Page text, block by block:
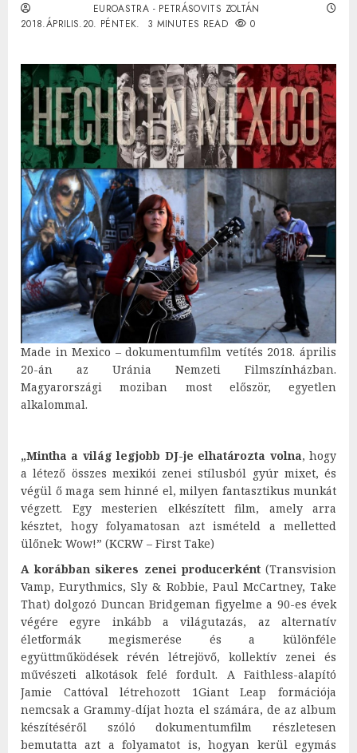
EUROASTRA - PETRÁSOVITS ZOLTÁN
2018.ÁPRILIS.20. PÉNTEK.
3 MINUTES READ 0
Made in Mexico – dokumentumfilm vetítés 2018. április
20-án az Uránia Nemzeti Filmszínházban.
Magyarországi moziban most először, egyetlen
alkalommal.
„Mintha a világ legjobb DJ-je elhatározta volna, hogy
a létező összes mexikói zenei stílusból gyúr mixet, és
végül ő maga sem hinné el, milyen fantasztikus munkát
végzett. Egy mesterien elkészített film, amely arra
késztet, hogy folyamatosan azt ismételd a melletted
ülőnek: Wow!” (KCRW – First Take)
A korábban sikeres zenei producerként(Transvision
Vamp, Eurythmics, Sly & Robbie, Paul McCartney, Take
That) dolgozó Duncan Bridgeman figyelme a 90-es évek
végére egyre inkább a világutazás, az alternatív
életformák megismerése és a különféle
együttműködések révén létrejövő, kollektív zenei és
művészeti alkotások felé fordult. A Faithless-alapító
Jamie Cattóval létrehozott 1Giant Leap formációja
nemcsak a Grammy-díjat hozta el számára, de az album
készítéséről szóló dokumentumfilm részletesen
bemutatta azt a folyamatot is, hogyan kerül egymás